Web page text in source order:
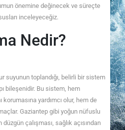
önemine değinecek ve süreçte
inceleyeceğiz.
Nedir?
suyunun toplandığı, belirli bir sistem
bileşenidir. Bu sistem, hem
yardımcı olur, hem de
Gaziantep gibi yoğun nüfuslu
çalışması, sağlık açısından